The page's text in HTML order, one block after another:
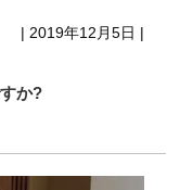
| 2019年12月5日 |
か?